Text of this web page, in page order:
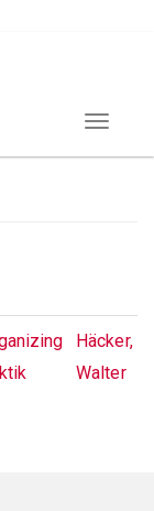
Toggle
Häcker,
Walter